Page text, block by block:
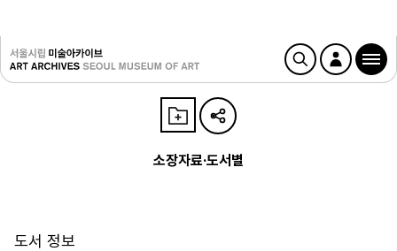
소장자료·도서별
도서 정보